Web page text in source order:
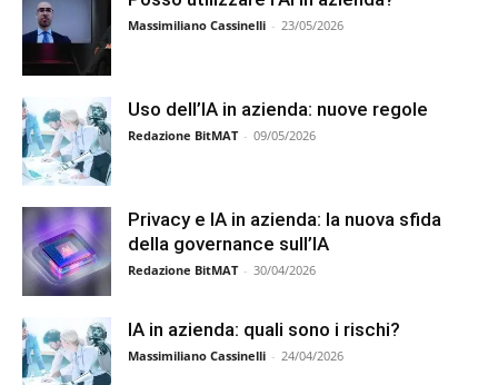
Massimiliano Cassinelli - 23/05/2026
Uso dell’IA in azienda: nuove regole
Redazione BitMAT - 09/05/2026
Privacy e IA in azienda: la nuova sfida
della governance sull’IA
Redazione BitMAT - 30/04/2026
IA in azienda: quali sono i rischi?
Massimiliano Cassinelli - 24/04/2026